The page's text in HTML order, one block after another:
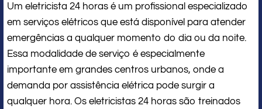
Um eletricista 24 horas é um profissional especializado
em serviços elétricos que está disponível para atender
emergências a qualquer momento do dia ou da noite.
Essa modalidade de serviço é especialmente
importante em grandes centros urbanos, onde a
demanda por assistência elétrica pode surgir a
qualquer hora. Os eletricistas 24 horas são treinados